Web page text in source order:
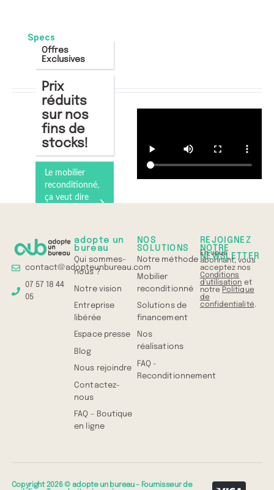
Specs
Offres
Exclusives
Prix
réduits
sur nos
fins de
stocks!
Le mobilier
reconditionné,
ça veut dire
tout en 1 min
contact@adopteunbureau.com
07 57 18 44
05
adopte un
bureau
Qui sommes-
nous ?
Notre vision
Entreprise
libérée
Espace presse
Blog
Nous rejoindre
Contactez-
nous
FAQ – Boutique
en ligne
NOS
SOLUTIONS
Notre méthode
Mobilier
reconditionné
Solutions de
financement
Nos
réalisations
FAQ -
Reconditionnement
REJOIGNEZ
NOTRE
NEWSLETTER
En vous
abonnant, vous
acceptez nos
Conditions
d'utilisation et
notre Politique
de
confidentialité.
Copyright 2026 © adopte un bureau – Fournisseur de